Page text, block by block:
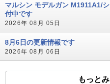
マルシン モデルガン M1911A1/
付中です
2026年 08月 05日
8月6日の更新情報です
2026年 08月 06日
もっと